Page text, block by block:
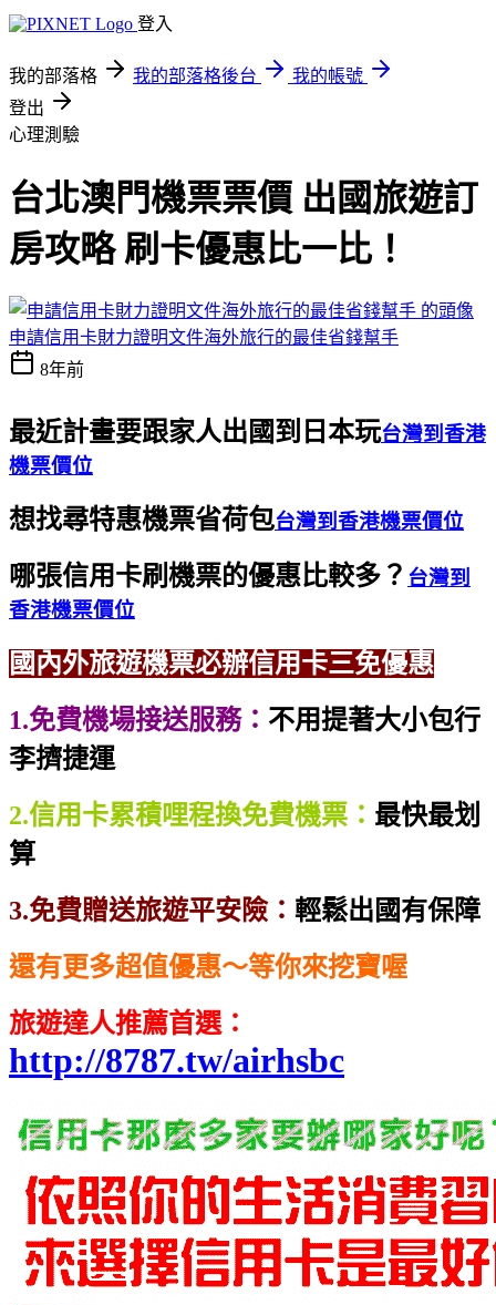
登入
我的部落格 我的部落格後台
我的帳號
登出
心理測驗
台北澳門機票票價 出國旅遊訂
房攻略 刷卡優惠比一比！
申請信用卡財力證明文件海外旅行的最佳省錢幫手
8年前
最近計畫要跟家人出國到日本玩台灣到香港
機票價位
想找尋特惠機票省荷包台灣到香港機票價位
哪張信用卡刷機票的優惠比較多？ 台灣到
香港機票價位
國內外旅遊機票必辦信用卡三免優惠
1.免費機場接送服務： 不用提著大小包行
李擠捷運
2.信用卡累積哩程換免費機票： 最快最划
算
3.免費贈送旅遊平安險： 輕鬆出國有保障
還有更多超值優惠～等你來挖寶喔
旅遊達人推薦首選 ：
http://8787.tw/airhsbc